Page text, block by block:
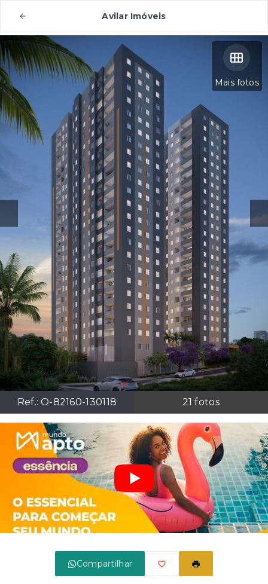
Avilar Imóveis
Mais fotos
Ref.: O-82160-130118 21 fotos
Compartilhar